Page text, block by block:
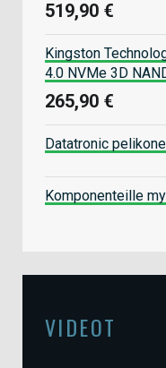
519,90 €
Kingston
4.0 NVMe 3D
265,90 €
Datatronic
Komponenteille
VIDEOT